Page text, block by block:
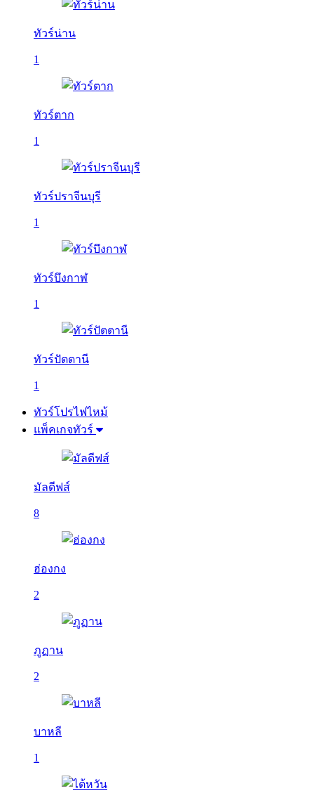
ทัวร์น่าน
1
ทัวร์ตาก
1
ทัวร์ปราจีนบุรี
1
ทัวร์บึงกาฬ
1
ทัวร์ปัตตานี
1
ทัวร์โปรไฟไหม้
แพ็คเกจทัวร์
มัลดีฟส์
8
ฮ่องกง
2
ภูฏาน
2
บาหลี
1